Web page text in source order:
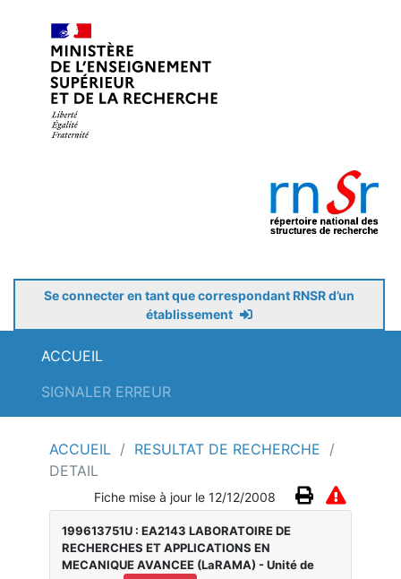
Se connecter en tant que correspondant RNSR d’un
établissement
ACCUEIL
SIGNALER ERREUR
ACCUEIL / RESULTAT DE RECHERCHE /
DETAIL
Fiche mise à jour le 12/12/2008
199613751U : EA2143 LABORATOIRE DE
RECHERCHES ET APPLICATIONS EN
MECANIQUE AVANCEE (LaRAMA) - Unité de